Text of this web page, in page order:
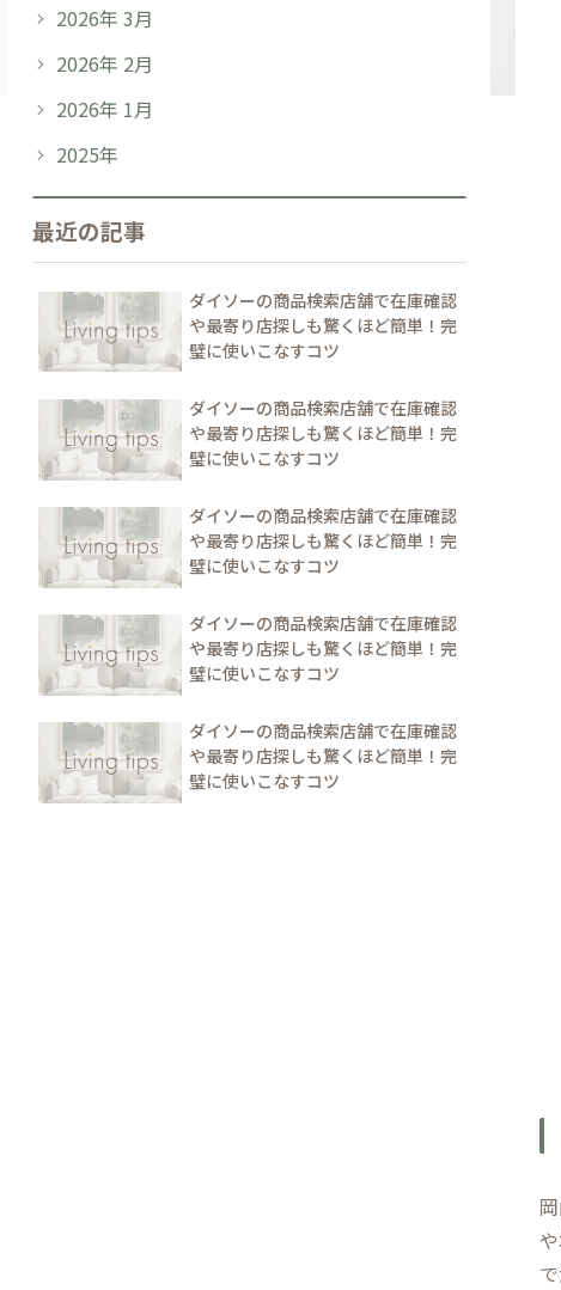
2026年 3月
2026年 2月
2026年 1月
2025年
最近の記事
ダイソーの商品検索店舗で在庫確認
や最寄り店探しも驚くほど簡単！完
璧に使いこなすコツ
ダイソーの商品検索店舗で在庫確認
や最寄り店探しも驚くほど簡単！完
璧に使いこなすコツ
ダイソーの商品検索店舗で在庫確認
や最寄り店探しも驚くほど簡単！完
璧に使いこなすコツ
ダイソーの商品検索店舗で在庫確認
や最寄り店探しも驚くほど簡単！完
璧に使いこなすコツ
ダイソーの商品検索店舗で在庫確認
や最寄り店探しも驚くほど簡単！完
璧に使いこなすコツ